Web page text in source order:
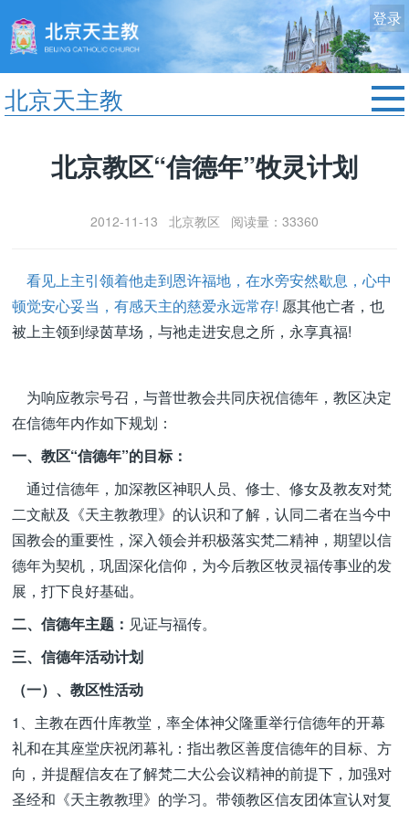
登录
北京天主教
教区动态
服务中心
政策法规
北京教区“信德年”牧灵计划
2012-11-13 北京教区 阅读量：33360
看见上主引领着他走到恩许福地，在水旁安然歇息，心中
顿觉安心妥当，有感天主的慈爱永远常存! 愿其他亡者，也
被上主领到绿茵草场，与祂走进安息之所，永享真福!
为响应教宗号召，与普世教会共同庆祝信德年，教区决定
在信德年内作如下规划：
一、教区“信德年”的目标：
通过信德年，加深教区神职人员、修士、修女及教友对梵
二文献及《天主教教理》的认识和了解，认同二者在当今中
国教会的重要性，深入领会并积极落实梵二精神，期望以信
德年为契机，巩固深化信仰，为今后教区牧灵福传事业的发
展，打下良好基础。
二、信德年主题： 见证与福传。
三、信德年活动计划
（一）、教区性活动
1、主教在西什库教堂，率全体神父隆重举行信德年的开幕
礼和在其座堂庆祝闭幕礼：指出教区善度信德年的目标、方
向，并提醒信友在了解梵二大公会议精神的前提下，加强对
圣经和《天主教教理》的学习。带领教区信友团体宣认对复